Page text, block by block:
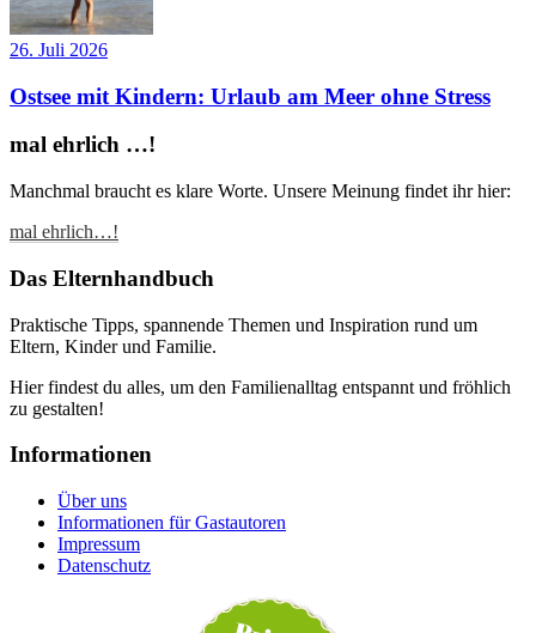
26. Juli 2026
Ostsee mit Kindern: Urlaub am Meer ohne Stress
mal ehrlich …!
Manchmal braucht es klare Worte. Unsere Meinung findet ihr hier:
mal ehrlich…!
Das Elternhandbuch
Praktische Tipps, spannende Themen und Inspiration rund um
Eltern, Kinder und Familie.
Hier findest du alles, um den Familienalltag entspannt und fröhlich
zu gestalten!
Informationen
Über uns
Informationen für Gastautoren
Impressum
Datenschutz